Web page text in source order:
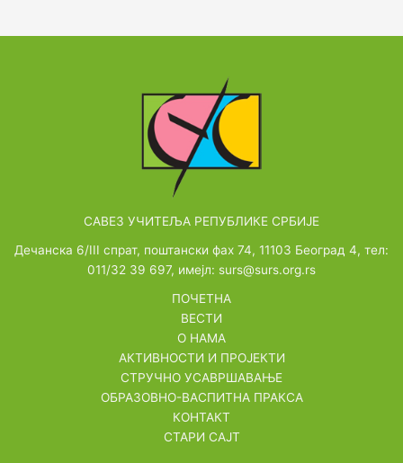
САВЕЗ УЧИТЕЉА РЕПУБЛИКЕ СРБИЈЕ
Дечанска 6/III спрат, поштански фах 74, 11103 Београд 4, тел:
011/32 39 697, имејл: surs@surs.org.rs
ПОЧЕТНА
ВЕСТИ
О НАМА
АКТИВНОСТИ И ПРОЈЕКТИ
СТРУЧНО УСАВРШАВАЊЕ
ОБРАЗОВНО-ВАСПИТНА ПРАКСА
КОНТАКТ
СТАРИ САЈТ